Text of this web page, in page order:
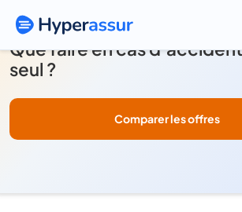
Que faire en cas
seul ?
Comparer les offres